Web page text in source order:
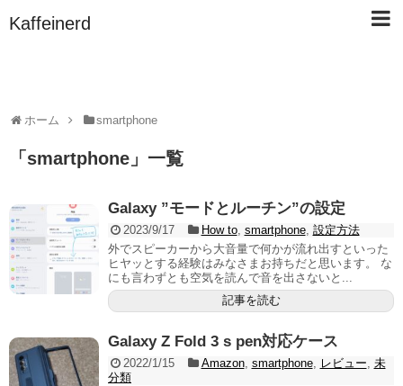
Kaffeinerd
ホーム smartphone
「 smartphone 」 一覧
Galaxy ”モードとルーチン”の設定
2023/9/17 How to, smartphone, 設定方法
外でスピーカーから大音量で何かが流れ出すといった
ヒヤッとする経験はみなさまお持ちだと思います。 な
にも言わずとも空気を読んで音を出さないと...
記事を読む
Galaxy Z Fold 3 s pen対応ケース
2022/1/15 Amazon, smartphone, レビュー, 未
分類